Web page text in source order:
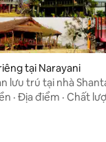
5,0/5, 3 đánh giá
tại Narayani
Thời gian lưu trú tại
· Địa điểm · Chất